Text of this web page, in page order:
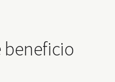
beneficio